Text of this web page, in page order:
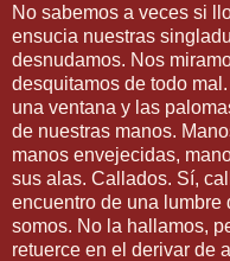
No sabemos a veces si
ensucia nuestras
desnudamos. Nos
desquitamos de todo
una ventana y las
de nuestras manos.
manos envejecidas,
sus alas. Callados. Sí,
encuentro de una lumbre
somos. No la hallamos,
retuerce en el derivar de